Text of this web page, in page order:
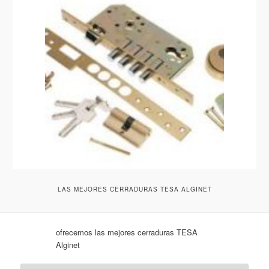
LAS MEJORES CERRADURAS TESA ALGINET
ofrecemos las mejores cerraduras TESA
Alginet